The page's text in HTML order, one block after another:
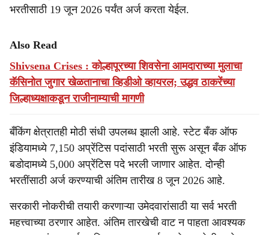
भरतीसाठी 19 जून 2026 पर्यंत अर्ज करता येईल.
Also Read
Shivsena Crises : कोल्हापूरच्या शिवसेना आमदाराच्या मुलाचा
कॅसिनोत जुगार खेळतानाचा व्हिडीओ व्हायरल; उद्धव ठाकरेंच्या
जिल्हाध्यक्षाकडून राजीनाम्याची मागणी
बँकिंग क्षेत्रातही मोठी संधी उपलब्ध झाली आहे. स्टेट बँक ऑफ
इंडियामध्ये 7,150 अप्रेंटिस पदांसाठी भरती सुरू असून बँक ऑफ
बडोदामध्ये 5,000 अप्रेंटिस पदे भरली जाणार आहेत. दोन्ही
भरतींसाठी अर्ज करण्याची अंतिम तारीख 8 जून 2026 आहे.
सरकारी नोकरीची तयारी करणाऱ्या उमेदवारांसाठी या सर्व भरती
महत्त्वाच्या ठरणार आहेत. अंतिम तारखेची वाट न पाहता आवश्यक